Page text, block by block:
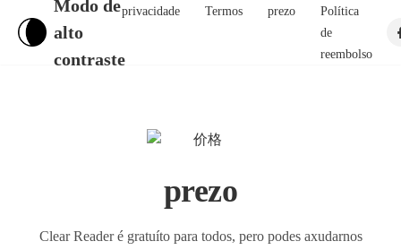
Modo de
alto
contraste
privacidade Termos prezo
Política
de
reembolso
prezo
Clear Reader é gratuíto para todos, pero podes axudarnos